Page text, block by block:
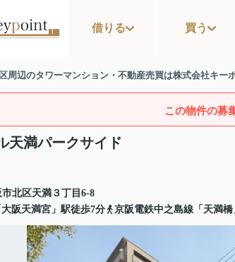
借りる 買う
周辺のタワーマンション・不動産売買は株式会社キー
この物件の募
天満パークサイド
市北区天満 ３丁目6-8
阪天満宮」駅徒歩7分
京阪電鉄中之島線「天満